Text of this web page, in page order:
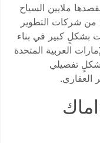
ملايين السياح
من شركات التطوير
بشكلٍ كبير في بناء
العربية المتحدة
تفصيلي
العقاري.